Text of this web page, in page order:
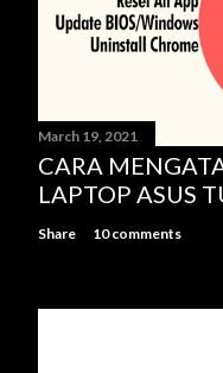
March 19, 2021
CARA
LAPTOP ASUS
Share 10 comments